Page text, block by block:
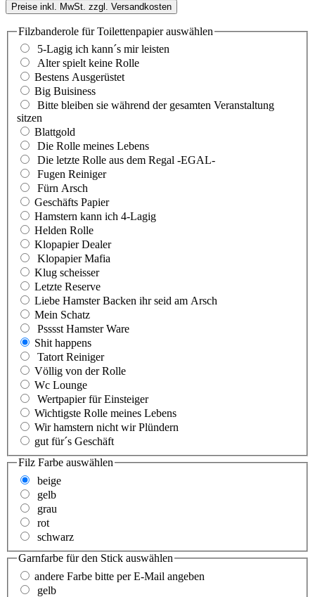
Preise inkl. MwSt. zzgl. Versandkosten
Filzbanderole für Toilettenpapierauswählen
5-Lagig ich kann´s mir leisten
Alter spielt keine Rolle
Bestens Ausgerüstet
Big Buisiness
Bitte bleiben sie während der gesamten Veranstaltung
sitzen
Blattgold
Die Rolle meines Lebens
Die letzte Rolle aus dem Regal -EGAL-
Fugen Reiniger
Fürn Arsch
Geschäfts Papier
Hamstern kann ich 4-Lagig
Helden Rolle
Klopapier Dealer
Klopapier Mafia
Klug scheisser
Letzte Reserve
Liebe Hamster Backen ihr seid am Arsch
Mein Schatz
Psssst Hamster Ware
Shit happens
Tatort Reiniger
Völlig von der Rolle
Wc Lounge
Wertpapier für Einsteiger
Wichtigste Rolle meines Lebens
Wir hamstern nicht wir Plündern
gut für´s Geschäft
Filz Farbe auswählen
beige
gelb
grau
rot
schwarz
Garnfarbe für den Stick auswählen
andere Farbe bitte per E-Mail angeben
gelb